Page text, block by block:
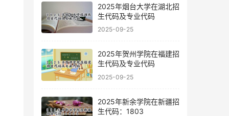
2025年烟台大学在湖北招
生代码及专业代码
2025-09-25
2025年贺州学院在福建招
生代码及专业代码
2025-09-25
2025年新余学院在新疆招
生代码：1803